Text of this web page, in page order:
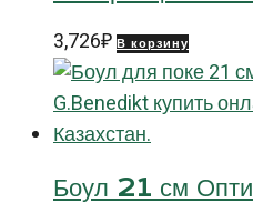
3,726₽ В корзину
Боул 21 см